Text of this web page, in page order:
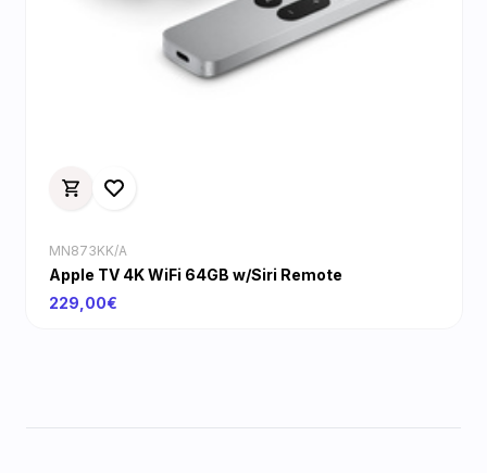
MN873KK/A
Apple TV 4K WiFi 64GB w/Siri Remote
229,00€